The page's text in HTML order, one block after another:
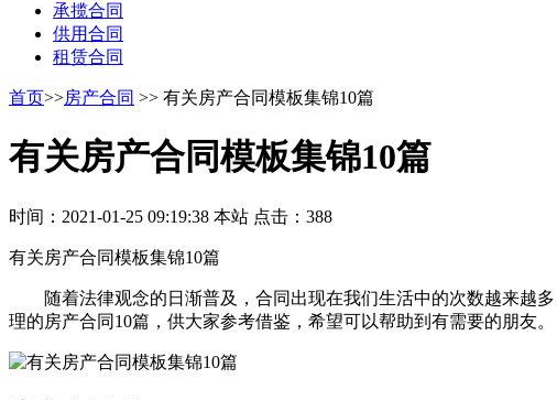
承揽合同
供用合同
租赁合同
首页>>房产合同 >> 有关房产合同模板集锦10篇
有关房产合同模板集锦10篇
时间：2021-01-25 09:19:38 本站 点击：388
有关房产合同模板集锦10篇
随着法律观念的日渐普及，合同出现在我们生活中的次数越来越多
理的房产合同10篇，供大家参考借鉴，希望可以帮助到有需要的朋友。